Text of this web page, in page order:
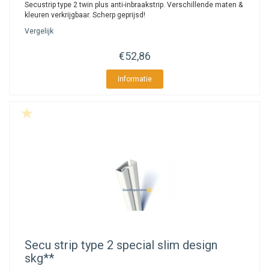
Secustrip type 2 twin plus anti-inbraakstrip. Verschillende maten &
kleuren verkrijgbaar. Scherp geprijsd!
Vergelijk
€52,86
Informatie
Secu strip type 2 special slim design
skg**